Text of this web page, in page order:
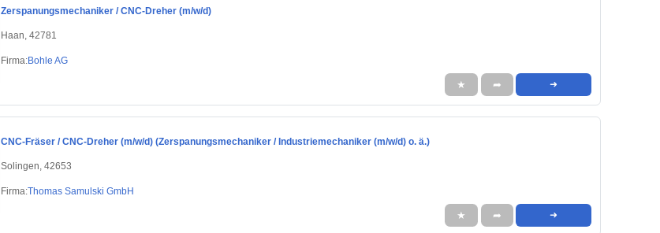
Zerspanungsmechaniker / CNC-Dreher (m/w/d)
Haan, 42781
Firma:Bohle AG
★ ➦ ➜
CNC-Fräser / CNC-Dreher (m/w/d) (Zerspanungsmechaniker / Industriemechaniker (m/w/d) o. ä.)
Solingen, 42653
Firma:Thomas Samulski GmbH
★ ➦ ➜